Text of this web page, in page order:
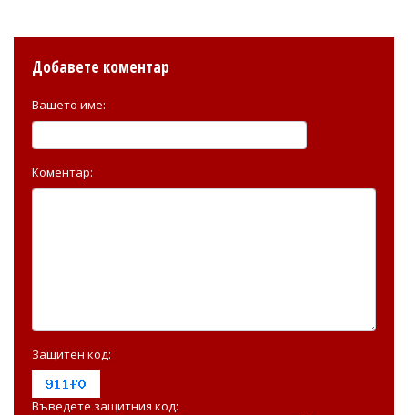
Добавете коментар
Вашето име:
Коментар:
Защитен код:
Въведете защитния код: